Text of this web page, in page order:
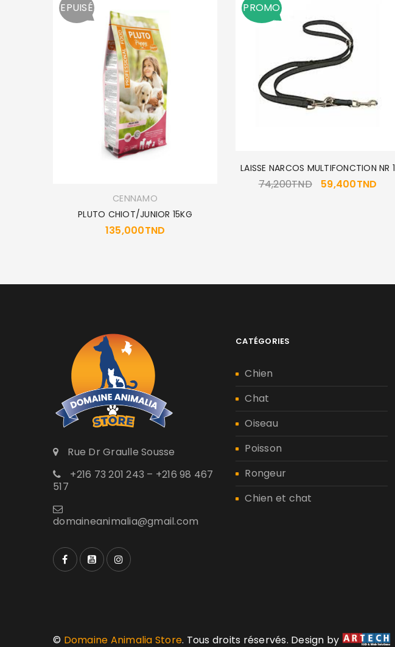
SE CONNECTER
EPUISÉ
CENNAMO
PLUTO CHIOT/JUNIOR 15KG
135,000TND
PROMO
LAISSE NARCOS MULTIFONCTION NR 1
74,200TND 59,400TND
Rue Dr Graulle Sousse
+216 73 201 243 – +216 98 467
517
domaineanimalia@gmail.com
CATÉGORIES
Chien
Chat
Oiseau
Poisson
Rongeur
Chien et chat
© Domaine Animalia Store. Tous droits réservés. Design by